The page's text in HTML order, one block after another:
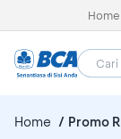
Home
Home Promo